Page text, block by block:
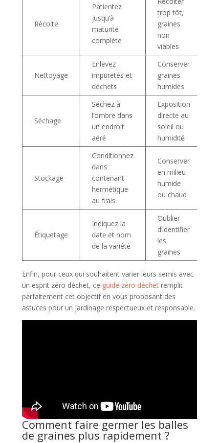
Récolte
Patientez
jusqu’à
maturité
complète
trop tôt,
graines
non
viables
Nettoyage
Enlevez
impuretés et
déchets
Conserver
graines
humides
Séchage
Séchez à
l’ombre dans
un endroit
aéré
Exposition
directe au
soleil ou
humidité
Stockage
Conditionnez
dans
contenant
hermétique
au frais
Conserver
en milieu
humide
ou chaud
Étiquetage
Indiquez la
date et nom
de la variété
Oublier
d’identifier
les
graines
Enfin, pour ceux qui souhaitent varier leurs semis avec
un esprit zéro déchet, ce guide zéro déchetremplit
parfaitement cet objectif en vous proposant des
astuces pour un jardinage respectueux et responsable.
Comment faire germer les balles
de graines plus rapidement ?